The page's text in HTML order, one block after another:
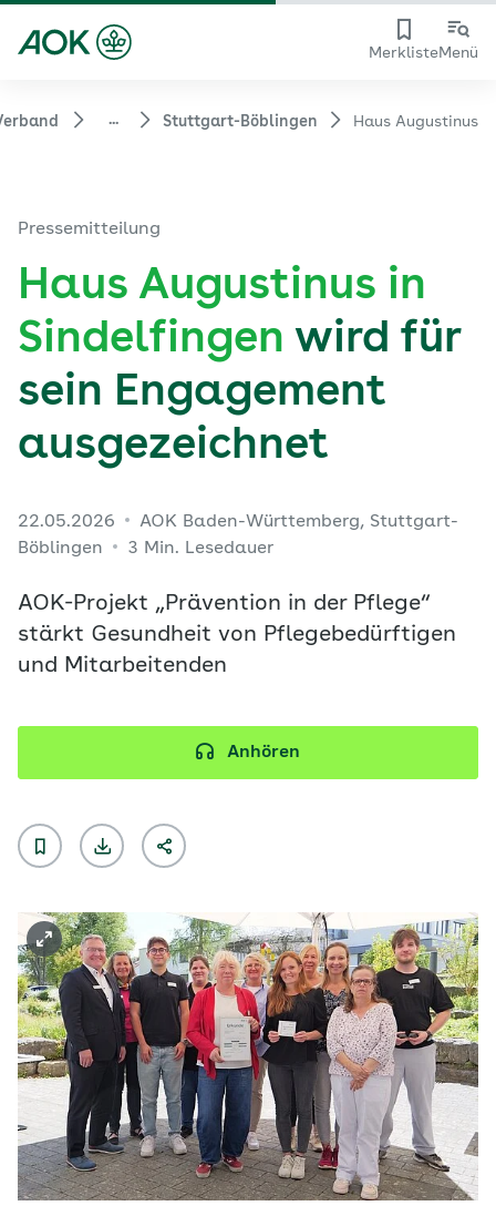
MerklisteMenü
... Stuttgart-Böblingen Haus Augustinus
Pressemitteilung
Haus Augustinus in
Sindelfingen wird für
sein Engagement
ausgezeichnet
22.05.2026
AOK Baden-Württemberg, Stuttgart-
Böblingen
3 Min. Lesedauer
AOK-Projekt „Prävention in der Pflege“
stärkt Gesundheit von Pflegebedürftigen
und Mitarbeitenden
Anhören